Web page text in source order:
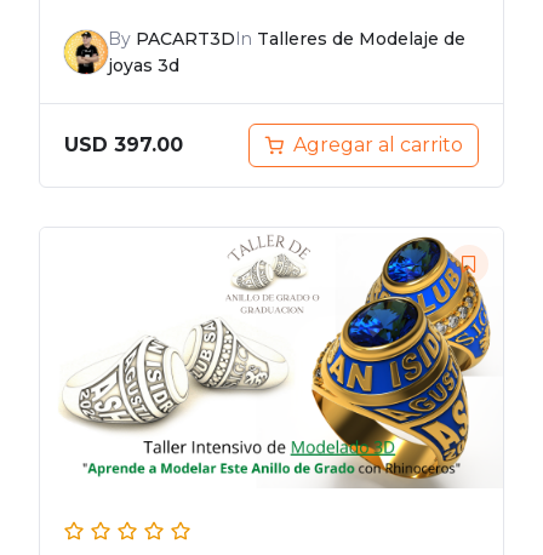
By PACART3DIn Talleres de Modelaje de
joyas 3d
USD 397.00 Agregar al carrito